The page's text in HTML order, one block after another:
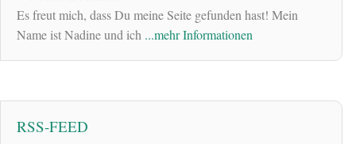
Es freut mich, dass Du meine Seite gefunden hast! Mein
Name ist Nadine und ich ...mehr Informationen
RSS-FEED